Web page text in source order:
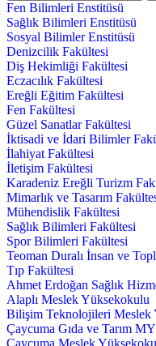
Fen Bilimleri Enstitüsü
Sağlık Bilimleri Enstitüsü
Sosyal Bilimler Enstitüsü
Denizcilik Fakültesi
Diş Hekimliği Fakültesi
Eczacılık Fakültesi
Ereğli Eğitim Fakültesi
Fen Fakültesi
Güzel Sanatlar Fakültesi
İktisadi ve İdari Bilimler
İlahiyat Fakültesi
İletişim Fakültesi
Karadeniz Ereğli Turizm
Mimarlık ve Tasarım
Mühendislik Fakültesi
Sağlık Bilimleri Fakültesi
Spor Bilimleri Fakültesi
Teoman Duralı İnsan ve
Tıp Fakültesi
Ahmet Erdoğan Sağlık
Alaplı Meslek Yüksekokulu
Bilişim Teknolojileri Meslek
Çaycuma Gıda ve Tarım